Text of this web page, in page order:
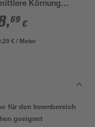
Körnung
weiß 0,53 x 30 m
,69 €
€ / Meter
für den Innenbereich
geeignet